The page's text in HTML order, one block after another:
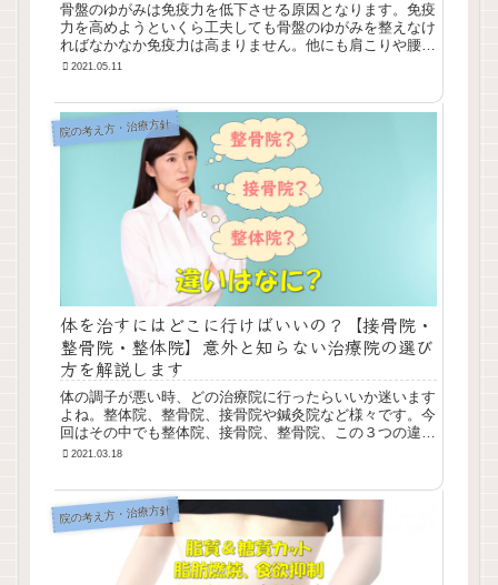
骨盤のゆがみは免疫力を低下させる原因となります。免疫
力を高めようといくら工夫しても骨盤のゆがみを整えなけ
ればなかなか免疫力は高まりません。他にも肩こりや腰
痛、冷え性、血圧など骨盤が原因で様々な症状が現れま
2021.05.11
院の考え方・治療方針
体を治すにはどこに行けばいいの？【接骨院・
整骨院・整体院】意外と知らない治療院の選び
方を解説します
体の調子が悪い時、どの治療院に行ったらいいか迷います
よね。整体院、整骨院、接骨院や鍼灸院など様々です。今
回はその中でも整体院、接骨院、整骨院、この３つの違い
をお話します。似ている名前だけに、違いがわからない方
2021.03.18
院の考え方・治療方針